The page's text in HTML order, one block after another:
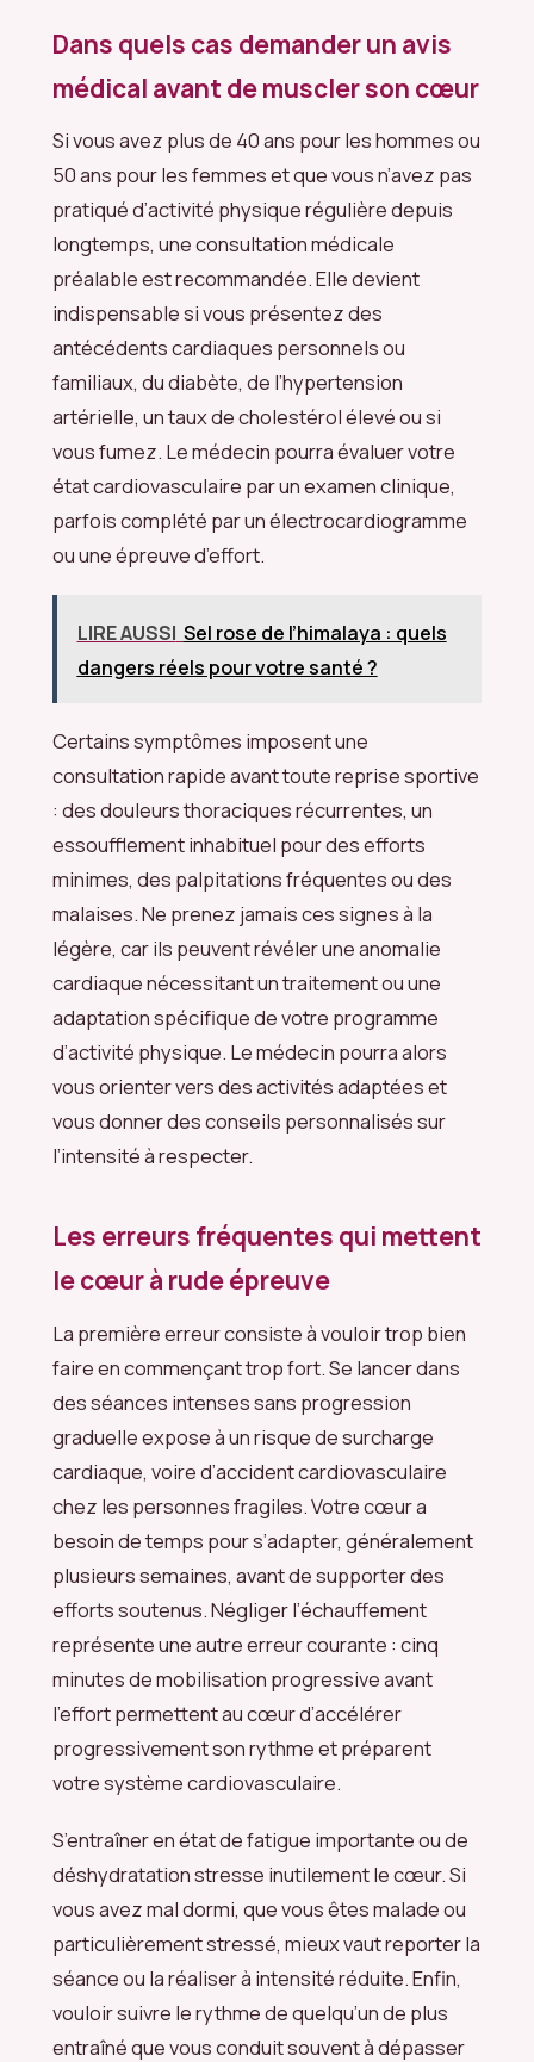
Dans quels cas demander un avis
médical avant de muscler son cœur
Si vous avez plus de 40 ans pour les hommes ou
50 ans pour les femmes et que vous n’avez pas
pratiqué d’activité physique régulière depuis
longtemps, une consultation médicale
préalable est recommandée. Elle devient
indispensable si vous présentez des
antécédents cardiaques personnels ou
familiaux, du diabète, de l’hypertension
artérielle, un taux de cholestérol élevé ou si
vous fumez. Le médecin pourra évaluer votre
état cardiovasculaire par un examen clinique,
parfois complété par un électrocardiogramme
ou une épreuve d’effort.
LIRE AUSSI Sel rose de l’himalaya : quels
dangers réels pour votre santé ?
Certains symptômes imposent une
consultation rapide avant toute reprise sportive
: des douleurs thoraciques récurrentes, un
essoufflement inhabituel pour des efforts
minimes, des palpitations fréquentes ou des
malaises. Ne prenez jamais ces signes à la
légère, car ils peuvent révéler une anomalie
cardiaque nécessitant un traitement ou une
adaptation spécifique de votre programme
d’activité physique. Le médecin pourra alors
vous orienter vers des activités adaptées et
vous donner des conseils personnalisés sur
l’intensité à respecter.
Les erreurs fréquentes qui mettent
le cœur à rude épreuve
La première erreur consiste à vouloir trop bien
faire en commençant trop fort. Se lancer dans
des séances intenses sans progression
graduelle expose à un risque de surcharge
cardiaque, voire d’accident cardiovasculaire
chez les personnes fragiles. Votre cœur a
besoin de temps pour s’adapter, généralement
plusieurs semaines, avant de supporter des
efforts soutenus. Négliger l’échauffement
représente une autre erreur courante : cinq
minutes de mobilisation progressive avant
l’effort permettent au cœur d’accélérer
progressivement son rythme et préparent
votre système cardiovasculaire.
S’entraîner en état de fatigue importante ou de
déshydratation stresse inutilement le cœur. Si
vous avez mal dormi, que vous êtes malade ou
particulièrement stressé, mieux vaut reporter la
séance ou la réaliser à intensité réduite. Enfin,
vouloir suivre le rythme de quelqu’un de plus
entraîné que vous conduit souvent à dépasser